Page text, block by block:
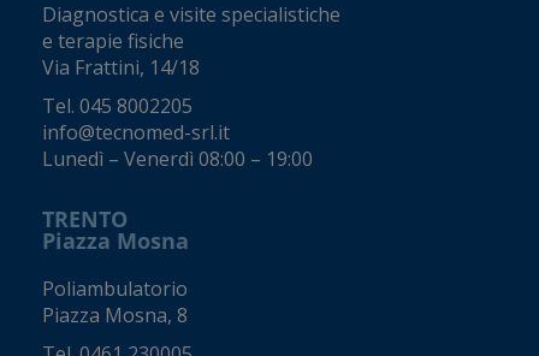
Diagnostica e visite specialistiche
e terapie fisiche
Via Frattini, 14/18
Tel. 045 8002205
info@tecnomed-srl.it
Lunedì – Venerdì 08:00 – 19:00
TRENTO
Piazza Mosna
Poliambulatorio
Piazza Mosna, 8